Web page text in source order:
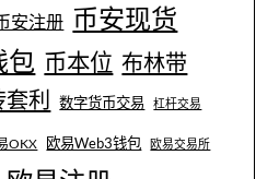
安注册 币安现货
包 币本位 布林带
利 数字货币交易 杠杆交易
OKX 欧易Web3钱包 欧易交易所